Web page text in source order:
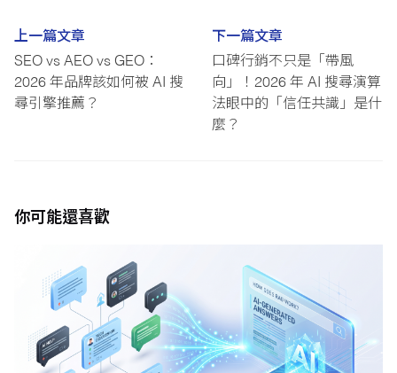
上一篇文章
SEO vs AEO vs GEO：
2026 年品牌該如何被 AI 搜
尋引擎推薦？
下一篇文章
口碑行銷不只是「帶風
向」！2026 年 AI 搜尋演算
法眼中的「信任共識」是什
麼？
你可能還喜歡